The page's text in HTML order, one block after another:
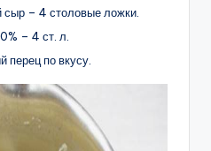
– 4 столовые ложки.
– 4 ст. л.
перец по вкусу.